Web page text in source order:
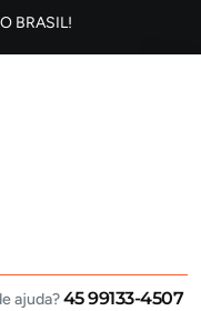
BRASIL!
ajuda?45 99133-4507